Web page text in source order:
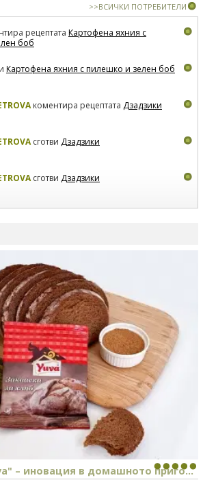
>>ВСИЧКИ ПОТРЕБИТЕЛИ
рецептата Картофена яхния с
боб
Картофена яхния с пилешко и зелен боб
коментира рецептата Дзадзики
сготви Дзадзики
сготви Дзадзики
– иновация в домашното приго...